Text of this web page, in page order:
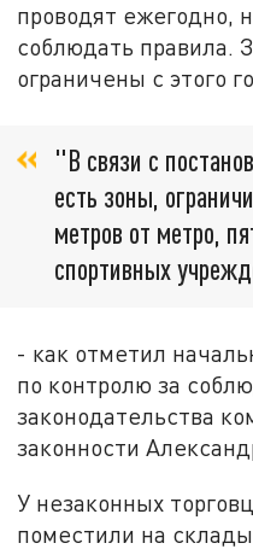
проводят ежегодно,
соблюдать правила.
ограничены с этого
"В связи с
есть зоны,
метров от метро,
спортивных
- как отметил
по контролю за
законодательства
законности
У незаконных
поместили на